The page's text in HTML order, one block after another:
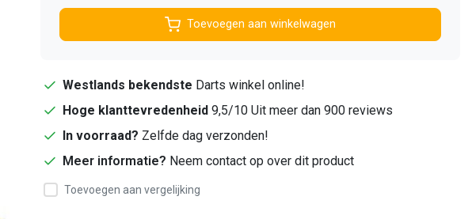
Toevoegen aan winkelwagen
Westlands bekendste Darts winkel online!
Hoge klanttevredenheid 9,5/10 Uit meer dan 900 reviews
In voorraad? Zelfde dag verzonden!
Meer informatie? Neem contact op over dit product
Toevoegen aan vergelijking